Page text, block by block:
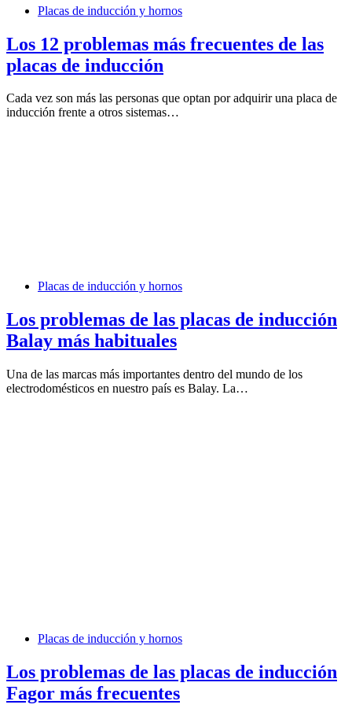
Placas de inducción y hornos
Los 12 problemas más frecuentes de las
placas de inducción
Cada vez son más las personas que optan por adquirir una placa de
inducción frente a otros sistemas…
Placas de inducción y hornos
Los problemas de las placas de inducción
Balay más habituales
Una de las marcas más importantes dentro del mundo de los
electrodomésticos en nuestro país es Balay. La…
Placas de inducción y hornos
Los problemas de las placas de inducción
Fagor más frecuentes